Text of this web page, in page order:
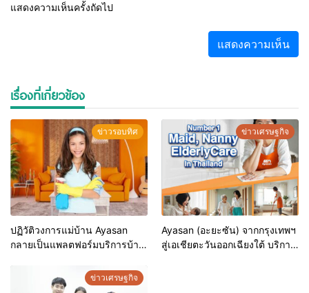
แสดงความเห็นครั้งถัดไป
เรื่องที่เกี่ยวข้อง
ข่าวรอบทิศ
ปฏิวัติวงการแม่บ้าน Ayasan
กลายเป็นแพลตฟอร์มบริการบ้าน
ใช้งานกว่า 1 ล้านคน
ข่าวเศรษฐกิจ
Ayasan (อะยะซัน) จากกรุงเทพฯ
สู่เอเชียตะวันออกเฉียงใต้ บริการ
ข่าวเศรษฐกิจ